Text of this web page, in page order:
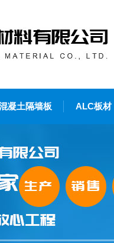
凝土隔墙板 ALC板材